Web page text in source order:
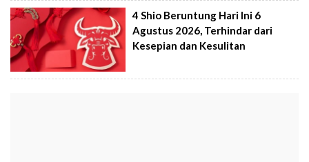
4 Shio Beruntung Hari Ini 6
Agustus 2026, Terhindar dari
Kesepian dan Kesulitan